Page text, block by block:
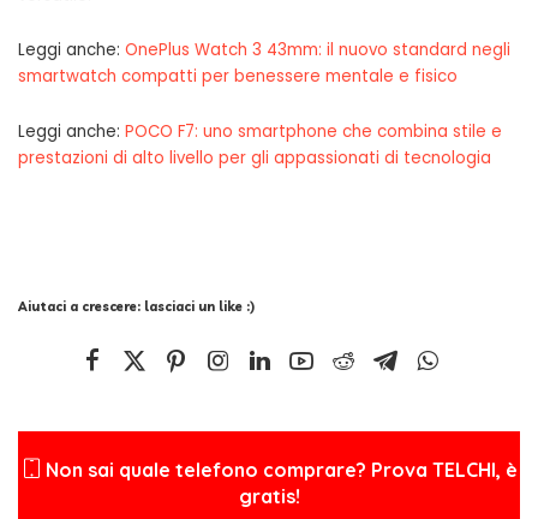
Leggi anche: OnePlus Watch 3 43mm: il nuovo standard negli
smartwatch compatti per benessere mentale e fisico
Leggi anche: POCO F7: uno smartphone che combina stile e
prestazioni di alto livello per gli appassionati di tecnologia
Aiutaci a crescere: lasciaci un like :)
Non sai quale telefono comprare? Prova TELCHI, è
gratis!